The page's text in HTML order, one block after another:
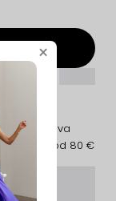
Doprava
zadarmo od 80 €
×